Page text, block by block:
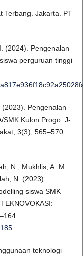
Terbang. Jakarta. PT
(2024). Pengenalan
perguruan tinggi
(2023). Pengenalan
SMK Kulon Progo. J-
3(3), 565–570.
N., Mukhlis, A. M.
N. (2023).
siswa SMK
teknologi